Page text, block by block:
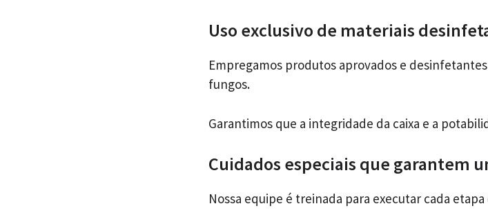
Uso exclusivo de materiais
Empregamos produtos aprovados e
fungos.
Garantimos que a integridade da caixa e a
Cuidados especiais que garantem
Nossa equipe é treinada para executar cada